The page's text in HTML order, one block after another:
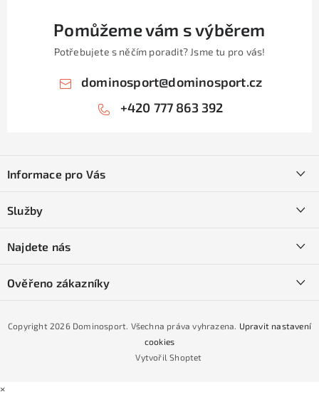
Pomůžeme vám s výběrem
Potřebujete s něčím poradit? Jsme tu pro vás!
dominosport@dominosport.cz
+420 777 863 392
pInformace pro Vás
Obchodní podmínky
Podmínky GDPR
Podmínky nákupu na splátky ESSOX
Služby
Naše prodejna
Najdete nás
Ověřeno zákazníky
Vytvořil Shoptet
Copyright 2026 Dominosport. Všechna práva vyhrazena. Upravit nastavení
cookies
×